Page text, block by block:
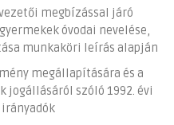
megbízással járó
óvodai nevelése,
munkaköri leírás alapján
megállapítására és a
szóló 1992. évi
irányadók